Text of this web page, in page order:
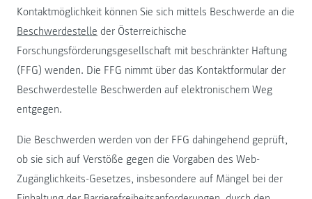
Kontaktmöglichkeit können Sie sich mittels Beschwerde an die
Beschwerdestelle der Österreichische
Forschungsförderungsgesellschaft mit beschränkter Haftung
(FFG) wenden. Die FFG nimmt über das Kontaktformular der
Beschwerdestelle Beschwerden auf elektronischem Weg
entgegen.
Die Beschwerden werden von der FFG dahingehend geprüft,
ob sie sich auf Verstöße gegen die Vorgaben des Web-
Zugänglichkeits-Gesetzes, insbesondere auf Mängel bei der